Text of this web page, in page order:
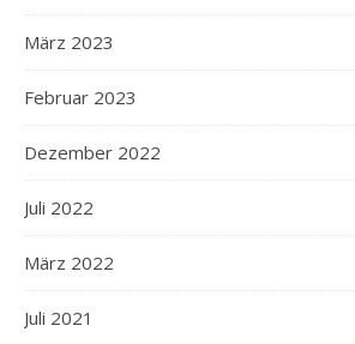
März 2023
Februar 2023
Dezember 2022
Juli 2022
März 2022
Juli 2021